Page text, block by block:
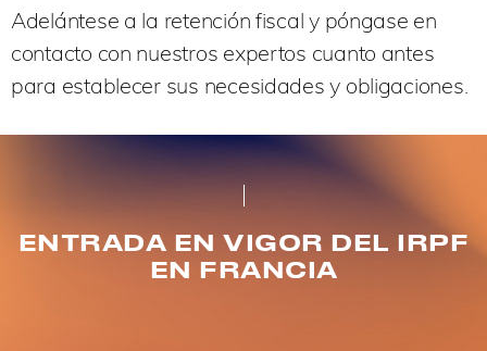
Adelántese a la retención fiscal y póngase en
contacto con nuestros expertos cuanto antes
para establecer sus necesidades y obligaciones.
ENTRADA EN VIGOR DEL IRPF
EN FRANCIA